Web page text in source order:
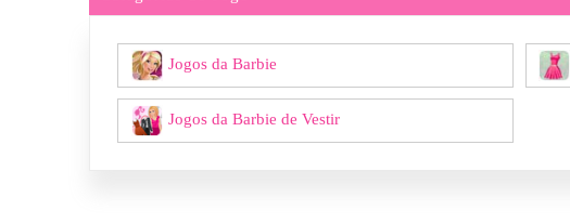
Jogos da Barbie
Jogos da Barbie de Vestir